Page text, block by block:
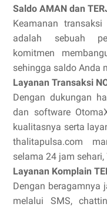
Saldo AMAN dan
Keamanan
adalah sebuah
komitmen
sehingga saldo Anda
Layanan Transaksi
Dengan dukungan
dan software
kualitasnya serta
thalitapulsa.com
selama 24 jam
Layanan Komplain
Dengan beragamnya
melalui SMS,